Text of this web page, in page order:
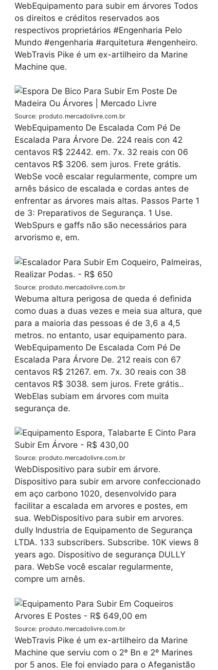
WebEquipamento para subir em árvores Todos
os direitos e créditos reservados aos
respectivos proprietários #Engenharia Pelo
Mundo #engenharia #arquitetura #engenheiro.
WebTravis Pike é um ex-artilheiro da Marine
Machine que.
Source: produto.mercadolivre.com.br
WebEquipamento De Escalada Com Pé De
Escalada Para Árvore De. 224 reais con 42
centavos R$ 22442. em. 7x. 32 reais con 06
centavos R$ 3206. sem juros. Frete grátis.
WebSe você escalar regularmente, compre um
arnês básico de escalada e cordas antes de
enfrentar as árvores mais altas. Passos Parte 1
de 3: Preparativos de Segurança. 1 Use.
WebSpurs e gaffs não são necessários para
arvorismo e, em.
Source: produto.mercadolivre.com.br
Webuma altura perigosa de queda é definida
como duas a duas vezes e meia sua altura, que
para a maioria das pessoas é de 3,6 a 4,5
metros. no entanto, usar equipamento para.
WebEquipamento De Escalada Com Pé De
Escalada Para Árvore De. 212 reais con 67
centavos R$ 21267. em. 7x. 30 reais con 38
centavos R$ 3038. sem juros. Frete grátis..
WebElas subiam em árvores com muita
segurança de.
Source: produto.mercadolivre.com.br
WebDispositivo para subir em árvore.
Dispositivo para subir em arvore confeccionado
em aço carbono 1020, desenvolvido para
facilitar a escalada em arvores e postes, em
sua. WebDispositivo para subir em arvores.
dully Industria de Equipamento de Segurança
LTDA. 133 subscribers. Subscribe. 10K views 8
years ago. Dispositivo de segurança DULLY
para. WebSe você escalar regularmente,
compre um arnês.
Source: produto.mercadolivre.com.br
WebTravis Pike é um ex-artilheiro da Marine
Machine que serviu com o 2º Bn e 2º Marines
por 5 anos. Ele foi enviado para o Afeganistão